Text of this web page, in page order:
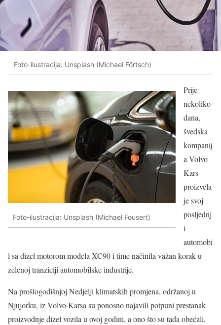
Foto-ilustracija: Unsplash (Michael Förtsch)
Foto-ilustracija: Unsplash (Michael Fousert)
Prije
nekoliko
dana,
švedska
kompanij
a Volvo
Kars
proizvela
je svoj
posljednj
i
automobi
l sa dizel motorom modela XC90 i time načinila važan korak u
zelenoj tranziciji automobilske industrije.
Na prošlogodišnjoj Nedjelji klimatskih promjena, održanoj u
Njujorku, iz Volvo Karsa su ponosno najavili potpuni prestanak
proizvodnje dizel vozila u ovoj godini, a ono što su tada obećali,